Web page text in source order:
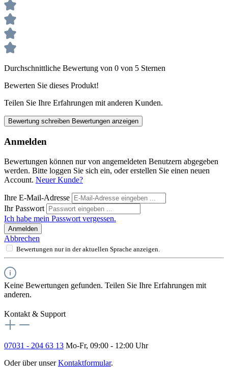
Durchschnittliche Bewertung von 0 von 5 Sternen
Bewerten Sie dieses Produkt!
Teilen Sie Ihre Erfahrungen mit anderen Kunden.
Bewertung schreiben Bewertungen anzeigen
Anmelden
Bewertungen können nur von angemeldeten Benutzern abgegeben
werden. Bitte loggen Sie sich ein, oder erstellen Sie einen neuen
Account. Neuer Kunde?
Ihre E-Mail-Adresse
Ihr Passwort
Ich habe mein Passwort vergessen.
Anmelden
Abbrechen
Bewertungen nur in der aktuellen Sprache anzeigen.
Keine Bewertungen gefunden. Teilen Sie Ihre Erfahrungen mit
anderen.
Kontakt & Support
07031 - 204 63 13 Mo-Fr, 09:00 - 12:00 Uhr
Oder über unserKontaktformular.